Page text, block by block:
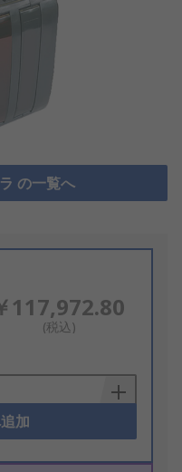
の一覧へ
117,972.80
(税込)
加